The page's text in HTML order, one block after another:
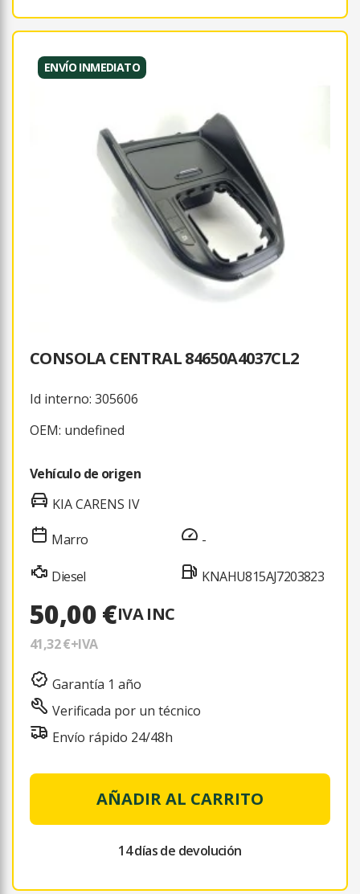
ENVÍO INMEDIATO
CONSOLA CENTRAL 84650A4037CL2
Id interno: 305606
OEM: undefined
Vehículo de origen
KIA CARENS IV
Marro
Diesel
-
KNAHU815AJ7203823
50,00 €IVA INC
41,32 €+IVA
Garantía 1 año
Verificada por un técnico
Envío rápido 24/48h
AÑADIR AL CARRITO
14 días de devolución